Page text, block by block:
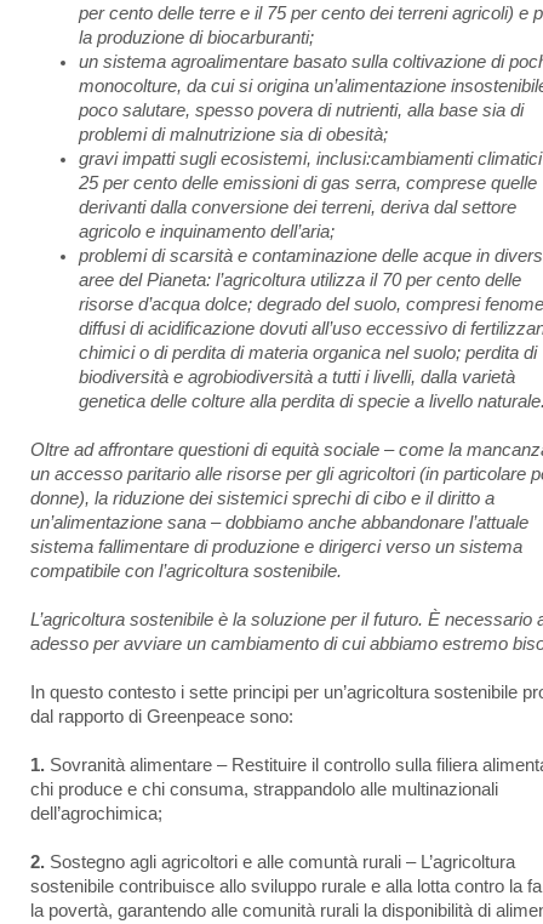
per cento delle terre e il 75 per cento dei terreni agricoli) e
la produzione di biocarburanti;
un sistema agroalimentare basato sulla coltivazione di
monocolture, da cui si origina un’alimentazione
poco salutare, spesso povera di nutrienti, alla base sia di
problemi di malnutrizione sia di obesità;
gravi impatti sugli ecosistemi, inclusi:cambiamenti
25 per cento delle emissioni di gas serra, comprese quelle
derivanti dalla conversione dei terreni, deriva dal settore
agricolo e inquinamento dell’aria;
problemi di scarsità e contaminazione delle acque in
aree del Pianeta: l’agricoltura utilizza il 70 per cento delle
risorse d’acqua dolce; degrado del suolo, compresi
diffusi di acidificazione dovuti all’uso eccessivo di
chimici o di perdita di materia organica nel suolo; perdita di
biodiversità e agrobiodiversità a tutti i livelli, dalla varietà
genetica delle colture alla perdita di specie a livello
Oltre ad affrontare questioni di equità sociale – come la
un accesso paritario alle risorse per gli agricoltori (in particolare
donne), la riduzione dei sistemici sprechi di cibo e il diritto a
un’alimentazione sana – dobbiamo anche abbandonare l’attuale
sistema fallimentare di produzione e dirigerci verso un sistema
compatibile con l’agricoltura sostenibile.
L’agricoltura sostenibile è la soluzione per il futuro. È necessario
adesso per avviare un cambiamento di cui abbiamo estremo
In questo contesto i sette principi per un’agricoltura sostenibile
dal rapporto di Greenpeace sono:
1. Sovranità alimentare – Restituire il controllo sulla filiera
chi produce e chi consuma, strappandolo alle multinazionali
dell’agrochimica;
2. Sostegno agli agricoltori e alle comuntà rurali – L’agricoltura
sostenibile contribuisce allo sviluppo rurale e alla lotta contro la
la povertà, garantendo alle comunità rurali la disponibilità di